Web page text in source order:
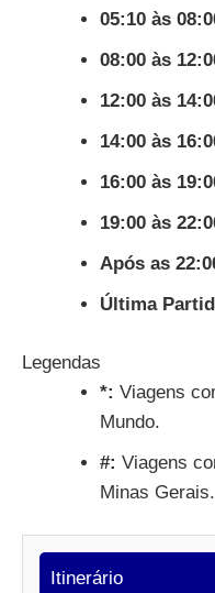
05:10 às
08:00 às
12:00 às
14:00 às
16:00 às
19:00 às
Após as
Última
Legendas
*: Viagens
Mundo.
#: Viagens
Minas Gerais.
Itinerário